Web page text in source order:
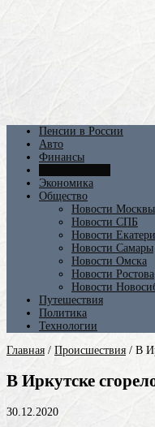
Пенсии в России
Авто
Финансы
Экономика
Общество
Новости Москвы
Новости СПБ
Новости
Новости Самары
Новости Омска
Новости Ростова
Новости
Путешествия
Политика
Технологии
Главная / Происшествия / В
В Иркутске
30.12.2020